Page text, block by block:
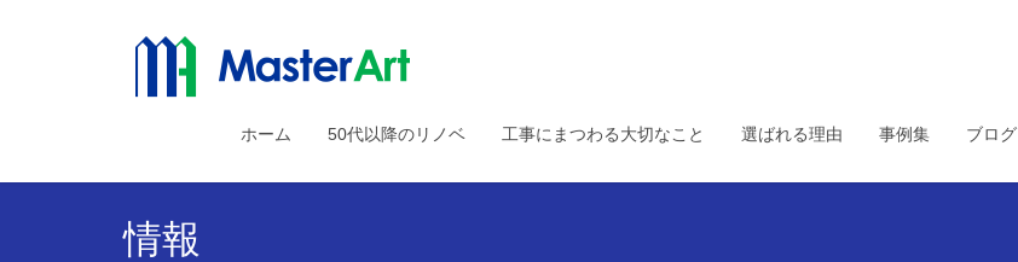
ホーム 50代以降のリノベ 工事にまつわる大切なこと 選ばれる理由 事例集 ブログ
情報